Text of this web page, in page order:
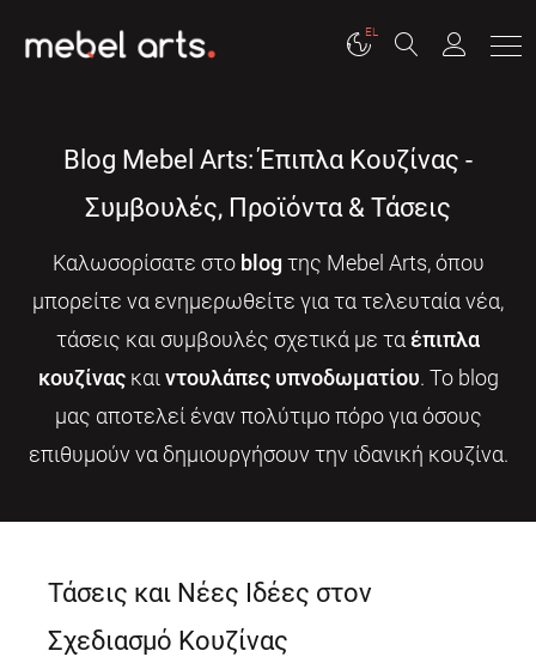
EL
Blog Mebel Arts: Έπιπλα Κουζίνας -
Συμβουλές, Προϊόντα & Τάσεις
Καλωσορίσατε στο blogτης Mebel Arts, όπου
μπορείτε να ενημερωθείτε για τα τελευταία νέα,
τάσεις και συμβουλές σχετικά με τα έπιπλα
κουζίναςκαι ντουλάπες υπνοδωματίου. Το blog
μας αποτελεί έναν πολύτιμο πόρο για όσους
επιθυμούν να δημιουργήσουν την ιδανική κουζίνα.
Τάσεις και Νέες Ιδέες στον
Σχεδιασμό Κουζίνας